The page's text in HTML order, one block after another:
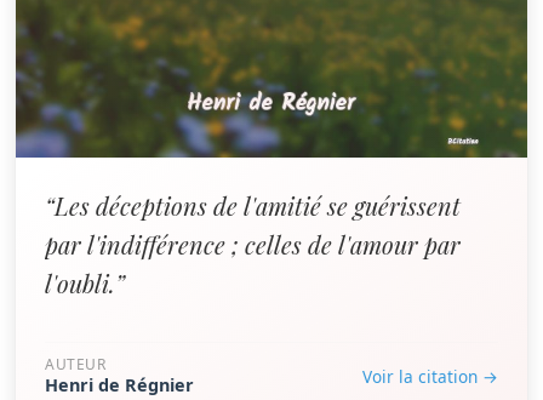
“Les déceptions de l'amitié se guérissent
par l'indifférence ; celles de l'amour par
l'oubli.”
AUTEUR
Henri de Régnier Voir la citation →